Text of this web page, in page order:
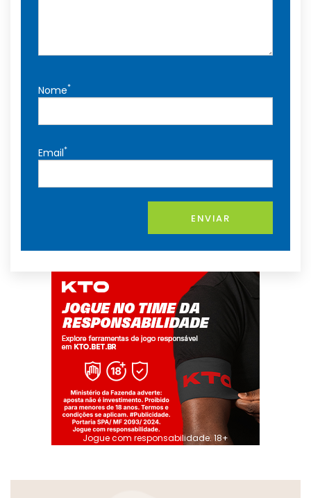
Nome*
Email*
ENVIAR
Jogue com responsabilidade. 18+